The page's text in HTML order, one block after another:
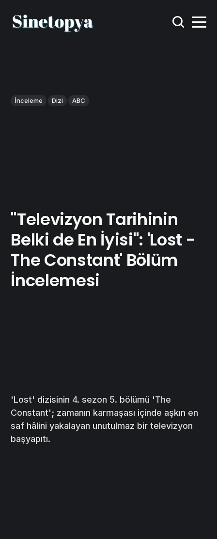
İnceleme Dizi ABC
"Televizyon Tarihinin
Belki de En İyisi": 'Lost -
The Constant' Bölüm
İncelemesi
'Lost' dizisinin 4. sezon 5. bölümü 'The
Constant'; zamanın karmaşası içinde aşkın en
saf hâlini yakalayan unutulmaz bir televizyon
başyapıtı.